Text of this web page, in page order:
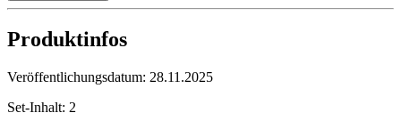
Produktinfos
Veröffentlichungsdatum: 28.11.2025
Set-Inhalt: 2